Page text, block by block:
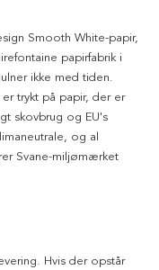
Smooth White-papir,
papirfabrik i
ikke med tiden.
trykt på papir, der er
skovbrug og EU's
og al
Svane-miljømærket
Hvis der opstår